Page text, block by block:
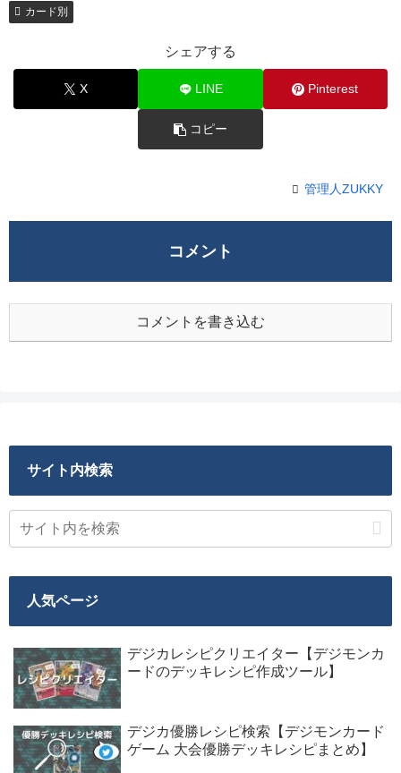
カード別
シェアする
X LINE Pinterest
コピー
管理人ZUKKY
コメント
コメントを書き込む
サイト内検索
人気ページ
デジカレシピクリエイター【デジモンカ
ードのデッキレシピ作成ツール】
デジカ優勝レシピ検索【デジモンカード
ゲーム 大会優勝デッキレシピまとめ】